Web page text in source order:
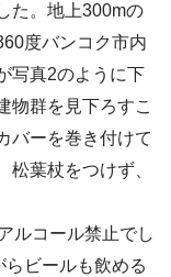
た。地上300mの
度バンコク市内
写真2のように下
物群を見下ろすこ
バーを巻き付けて
松葉杖をつけず、
ルコール禁止でし
ビールも飲める